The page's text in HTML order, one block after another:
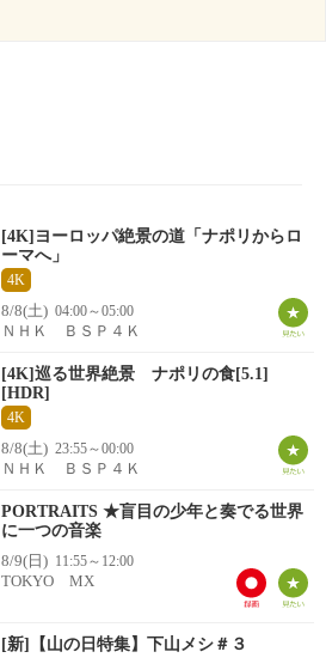
[4K]ヨーロッパ絶景の道「ナポリからロ
ーマへ」
4K
8/8(土) 04:00～05:00
ＮＨＫ ＢＳＰ４Ｋ
[4K]巡る世界絶景 ナポリの食[5.1]
[HDR]
4K
8/8(土) 23:55～00:00
ＮＨＫ ＢＳＰ４Ｋ
PORTRAITS ★盲目の少年と奏でる世界
に一つの音楽
8/9(日) 11:55～12:00
TOKYO MX
[新]【山の日特集】下山メシ＃３